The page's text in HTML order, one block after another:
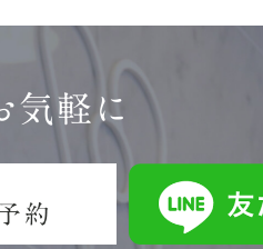
気軽に